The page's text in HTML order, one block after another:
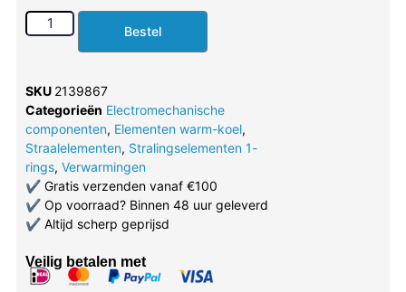
Bestel
SKU 2139867
Categorieën Electromechanische
componenten, Elementen warm-koel,
Straalelementen, Stralingselementen 1-
rings, Verwarmingen
✔Gratis verzenden vanaf €100
✔Op voorraad? Binnen 48 uur geleverd
✔Altijd scherp geprijsd
Veilig betalen met